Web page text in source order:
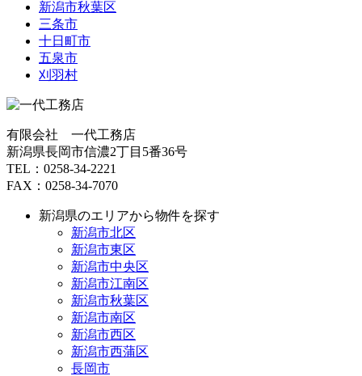
新潟市秋葉区
三条市
十日町市
五泉市
刈羽村
有限会社 一代工務店
新潟県長岡市信濃2丁目5番36号
TEL：0258-34-2221
FAX：0258-34-7070
新潟県のエリアから物件を探す
新潟市北区
新潟市東区
新潟市中央区
新潟市江南区
新潟市秋葉区
新潟市南区
新潟市西区
新潟市西蒲区
長岡市